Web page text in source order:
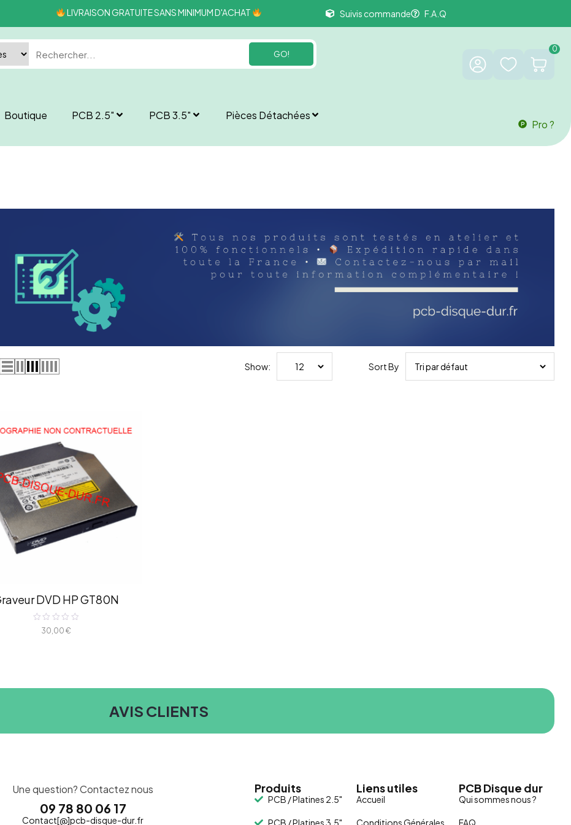
LIVRAISON GRATUITE SANS MINIMUM D'ACHAT Suivis commande F.A.Q
GO! 0
Boutique PCB 2.5″ PCB 3.5″ Pièces Détachées
Pro ?
Show: Sort By
DVD HP GT80N
Note
30,00 €
AVIS CLIENTS
Une question? Contactez nous
09 78 80 06 17
Contact[@]pcb-disque-dur.fr
Produits
PCB / Platines 2.5"
PCB / Platines 3.5"
Liens utiles
Accueil
Conditions Générales
PCB Disque dur
Qui sommes nous ?
FAQ